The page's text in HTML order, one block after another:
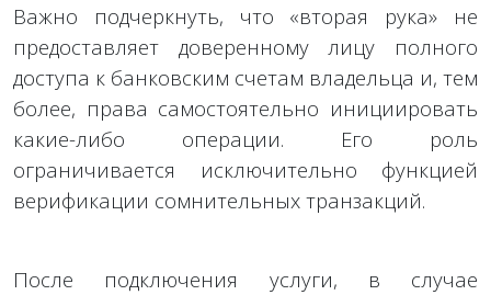
Важно подчеркнуть, что «вторая рука» не
предоставляет доверенному лицу полного
доступа к банковским счетам владельца и, тем
более, права самостоятельно инициировать
какие-либо операции. Его роль
ограничивается исключительно функцией
верификации сомнительных транзакций.
После подключения услуги, в случае